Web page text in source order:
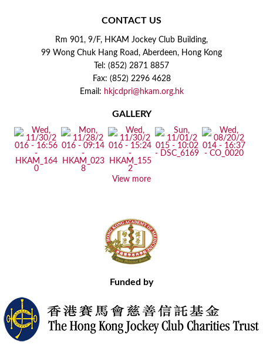
CONTACT US
Rm 901, 9/F, HKAM Jockey Club Building,
99 Wong Chuk Hang Road, Aberdeen, Hong Kong
Tel: (852) 2871 8857
Fax: (852) 2296 4628
Email: hkjcdpri@hkam.org.hk
GALLERY
View more
Funded by